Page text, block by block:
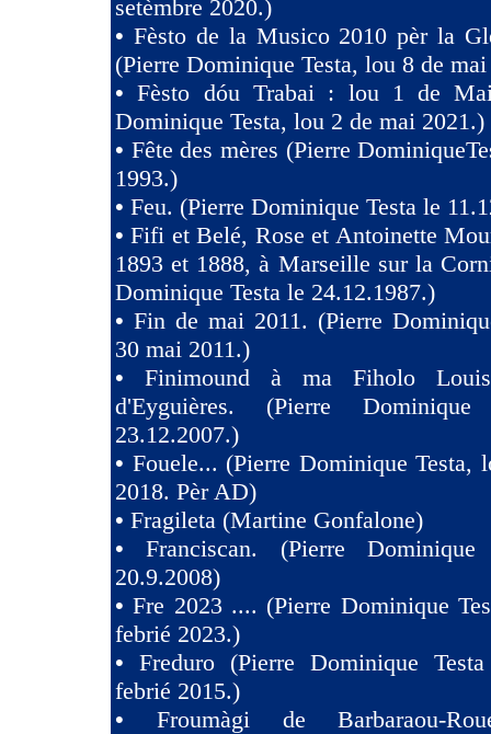
setèmbre 2020.)
• Fèsto de la Musico 2010 pèr la
(Pierre Dominique Testa, lou 8 de
•Fèsto dóu Trabai : lou 1 de
Dominique Testa, lou 2 de mai 2021.)
• Fête des mères (Pierre
1993.)
• Feu. (Pierre Dominique Testa le
•Fifi et Belé, Rose et Antoinette
1893 et 1888, à Marseille sur la
Dominique Testa le 24.12.1987.)
• Fin de mai 2011. (Pierre
30 mai 2011.)
• Finimound à ma Fiholo
d'Eyguières. (Pierre
23.12.2007.)
• Fouele... (Pierre Dominique Testa,
2018. Pèr AD)
• Fragileta (Martine Gonfalone)
•Franciscan. (Pierre
20.9.2008)
•Fre 2023 .... (Pierre Dominique
febrié 2023.)
• Freduro (Pierre Dominique
febrié 2015.)
• Froumàgi de Barbaraou-